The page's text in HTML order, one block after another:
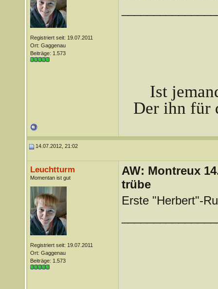
Registriert seit: 19.07.2011
Ort: Gaggenau
Beiträge: 1.573
Ist
Der ihn für
14.07.2012, 21:02
Leuchtturm
Momentan ist gut
Registriert seit: 19.07.2011
Ort: Gaggenau
Beiträge: 1.573
AW: Montreux
trübe
Erste "Herbert"-